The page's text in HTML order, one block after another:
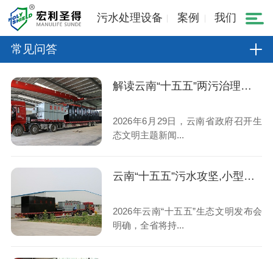
污水处理设备 案例 我们
常见问答
解读云南“十五五”两污治理规划,小型生活污水处理设备市场机遇
2026年6月29日，云南省政府召开生
态文明主题新闻...
云南“十五五”污水攻坚,小型生活污水处理设备成村镇刚需
2026年云南“十五五”生态文明发布会
明确，全省将持...